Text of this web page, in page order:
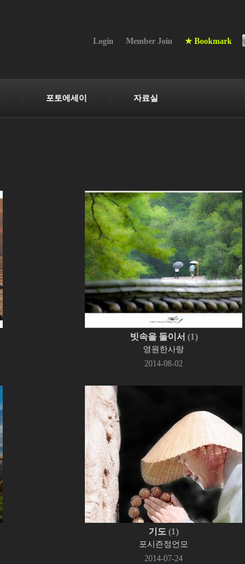
Login Member Join ★ Bookmark
포토에세이 자료실
빗속을 둘이서 (1)
영원한사랑
2014-08-02
기도 (1)
포시즌정언모
2014-07-24